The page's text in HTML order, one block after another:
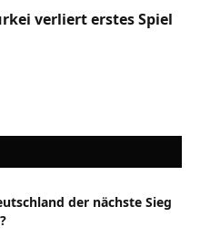
verliert erstes Spiel
der nächste Sieg